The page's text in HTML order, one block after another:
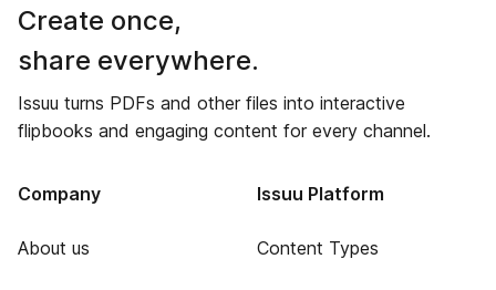
Create once,
share everywhere.
Issuu turns PDFs and other files into interactive
flipbooks and engaging content for every channel.
Company
About us
Issuu Platform
Content Types